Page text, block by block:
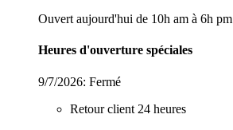
Ouvert aujourd'hui de 10h am à 6h pm
Heures d'ouverture spéciales
9/7/2026: Fermé
Retour client 24 heures